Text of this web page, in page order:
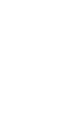
ferme e